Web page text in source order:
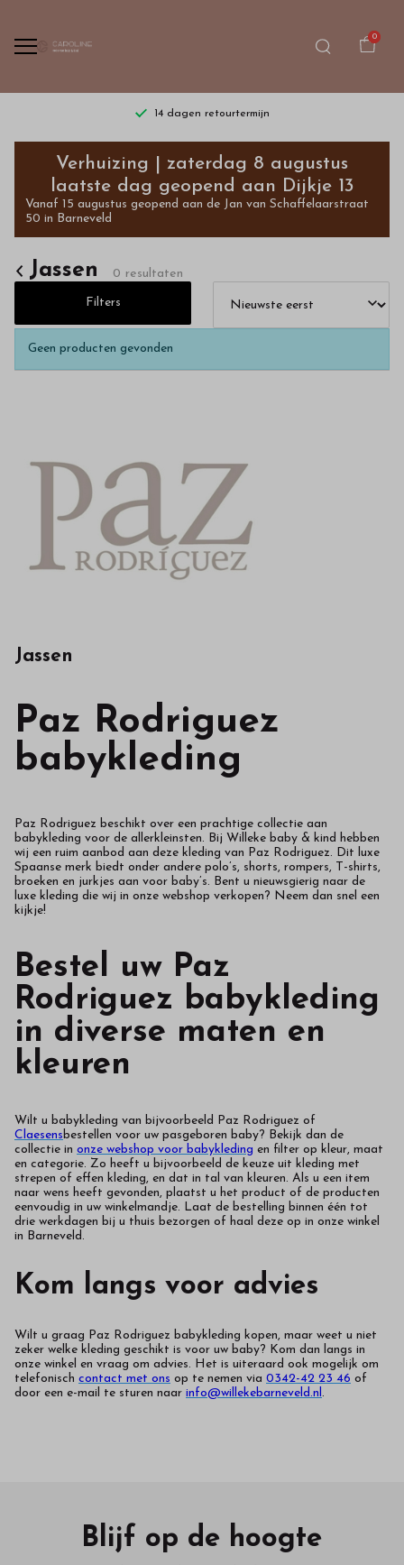
0
14 dagen retourtermijn
Jassen
Bestel
kinderkleding
hoge
kwaliteit
onze
webshop
Verhuizing | zaterdag 8 augustus
laatste dag geopend aan Dijkje 13
Vanaf 15 augustus geopend aan de Jan van Schaffelaarstraat
50 in Barneveld
Jassen 0 resultaten
Filters
Geen producten gevonden
Jassen
Paz Rodriguez
babykleding
Paz Rodriguez beschikt over een prachtige collectie aan
babykleding voor de allerkleinsten. Bij Willeke baby & kind hebben
wij een ruim aanbod aan deze kleding van Paz Rodriguez. Dit luxe
Spaanse merk biedt onder andere polo’s, shorts, rompers, T-shirts,
broeken en jurkjes aan voor baby’s. Bent u nieuwsgierig naar de
luxe kleding die wij in onze webshop verkopen? Neem dan snel een
kijkje!
Bestel uw Paz
Rodriguez babykleding
in diverse maten en
kleuren
Wilt u babykleding van bijvoorbeeld Paz Rodriguez of
Claesensbestellen voor uw pasgeboren baby? Bekijk dan de
collectie in onze webshop voor babykleding en filter op kleur, maat
en categorie. Zo heeft u bijvoorbeeld de keuze uit kleding met
strepen of effen kleding, en dat in tal van kleuren. Als u een item
naar wens heeft gevonden, plaatst u het product of de producten
eenvoudig in uw winkelmandje. Laat de bestelling binnen één tot
drie werkdagen bij u thuis bezorgen of haal deze op in onze winkel
in Barneveld.
Kom langs voor advies
Wilt u graag Paz Rodriguez babykleding kopen, maar weet u niet
zeker welke kleding geschikt is voor uw baby? Kom dan langs in
onze winkel en vraag om advies. Het is uiteraard ook mogelijk om
telefonisch contact met ons op te nemen via 0342-42 23 46 of
door een e-mail te sturen naar info@willekebarneveld.nl.
Blijf op de hoogte